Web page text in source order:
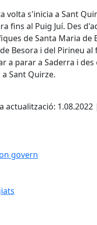
volta s'inicia a Sant
fins al Puig Juí. Des
de Santa Maria de
Besora i del Pirineu
a parar a Saderra i
Sant Quirze.
actualització: 1.08.2022
govern